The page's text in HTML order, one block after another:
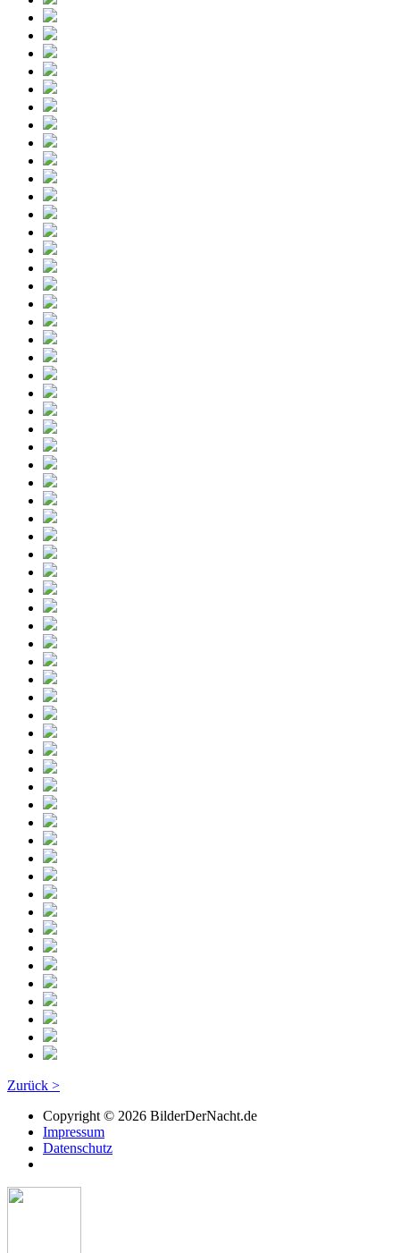
Zurück >
Copyright © 2026 BilderDerNacht.de
Impressum
Datenschutz